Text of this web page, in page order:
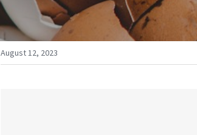
August 12, 2023